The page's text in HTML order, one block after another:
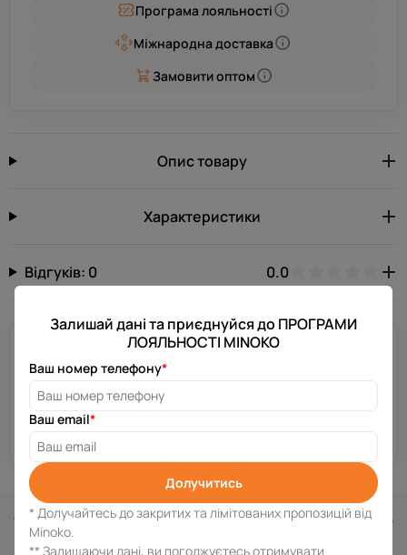
Програма лояльності
Міжнародна доставка
Замовити оптом
Опис товару
Характеристики
Відгуків: 0 0.0
Потрібна допомога?
Залиш свій номер телефону, і ми зв’яжемося з тобою за
декілька хвилин.
Схожі товари
Залишай дані та приєднуйся до ПРОГРАМИ
ЛОЯЛЬНОСТІ MINOKO
Ваш номер телефону*
Ваш email*
Долучитись
* Долучайтесь до закритих та лімітованих пропозицій від
Minoko.
** Залишаючи дані, ви погоджуєтесь отримувати